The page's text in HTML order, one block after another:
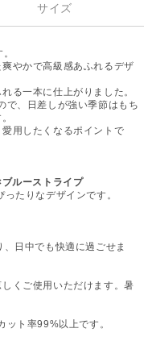
サイズ
やかで高級感あふれるデザ
る一本に仕上がりました。
で、日差しが強い季節はもち
用したくなるポイントで
ルーストライプ
たりなデザインです。
日中でも快適に過ごせま
くご使用いただけます。暑
ット率99%以上です。